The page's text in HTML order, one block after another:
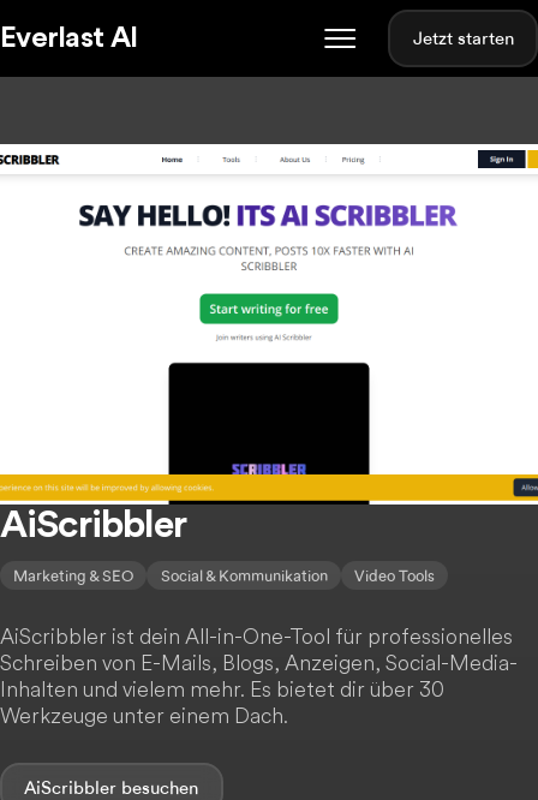
Everlast AI Jetzt starten
AiScribbler
Marketing & SEO Social & Kommunikation Video Tools
AiScribbler ist dein All-in-One-Tool für professionelles
Schreiben von E-Mails, Blogs, Anzeigen, Social-Media-
Inhalten und vielem mehr. Es bietet dir über 30
Werkzeuge unter einem Dach.
AiScribbler